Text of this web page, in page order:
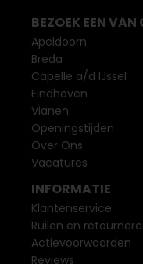
BEZOEK EEN VAN
Apeldoorn
Breda
Capelle a/d IJssel
Eindhoven
Vianen
Openingstijden
Over Ons
Vacatures
INFORMATIE
Klantenservice
Ruilen en
Actievoorwaarden
Reviews